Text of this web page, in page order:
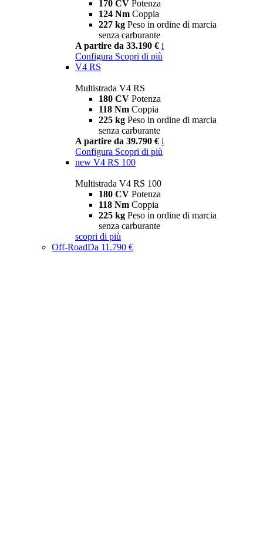
170 CV Potenza
124 Nm Coppia
227 kg Peso in ordine di marcia
senza carburante
A partire da 33.190 € i
Configura Scopri di più
V4 RS
Multistrada V4 RS
180 CV Potenza
118 Nm Coppia
225 kg Peso in ordine di marcia
senza carburante
A partire da 39.790 € i
Configura Scopri di più
new V4 RS 100
Multistrada V4 RS 100
180 CV Potenza
118 Nm Coppia
225 kg Peso in ordine di marcia
senza carburante
scopri di più
Off-RoadDa 11.790 €